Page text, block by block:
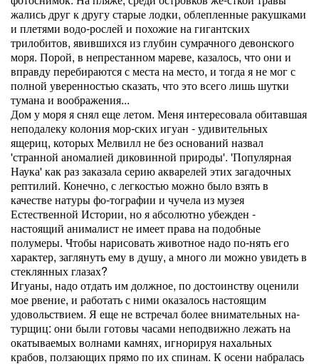
жались друг к другу старые лодки, облепленные ракушками
и плетями водо-рослей и похожие на гигантских
трилобитов, явившихся из глубин сумрачного девонского
моря. Порой, в непрестанном мареве, казалось, что они и
вправду перебираются с места на место, и тогда я не мог с
полной уверенностью сказать, что это всего лишь шутки
тумана и воображения...
Дом у моря я снял еще летом. Меня интересовала обитавшая
неподалеку колония мор-ских игуан - удивительных
ящериц, которых Мелвилл не без оснований назвал
'странной аномалией диковинной природы'. 'Популярная
Наука' как раз заказала серию акварелей этих загадочных
рептилий. Конечно, с легкостью можно было взять в
качестве натуры фо-тографии и чучела из музея
Естественной Истории, но я абсолютно убежден -
настоящий анималист не имеет права на подобные
полумеры. Чтобы нарисовать животное надо по-нять его
характер, заглянуть ему в душу, а много ли можно увидеть в
стеклянных глазах?
Игуаны, надо отдать им должное, по достоинству оценили
мое рвение, и работать с ними оказалось настоящим
удовольствием. Я еще не встречал более внимательных на-
турщиц: они были готовы часами неподвижно лежать на
окатываемых волнами камнях, игнорируя нахальных
крабов, ползающих прямо по их спинам. К осени набралась